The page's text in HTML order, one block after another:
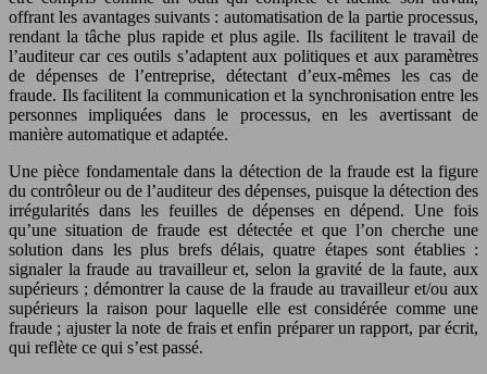
offrant les avantages suivants : automatisation de la partie processus,
rendant la tâche plus rapide et plus agile. Ils facilitent le travail de
l’auditeur car ces outils s’adaptent aux politiques et aux paramètres
de dépenses de l’entreprise, détectant d’eux-mêmes les cas de
fraude. Ils facilitent la communication et la synchronisation entre les
personnes impliquées dans le processus, en les avertissant de
manière automatique et adaptée.
Une pièce fondamentale dans la détection de la fraude est la figure
du contrôleur ou de l’auditeur des dépenses, puisque la détection des
irrégularités dans les feuilles de dépenses en dépend. Une fois
qu’une situation de fraude est détectée et que l’on cherche une
solution dans les plus brefs délais, quatre étapes sont établies :
signaler la fraude au travailleur et, selon la gravité de la faute, aux
supérieurs ; démontrer la cause de la fraude au travailleur et/ou aux
supérieurs la raison pour laquelle elle est considérée comme une
fraude ; ajuster la note de frais et enfin préparer un rapport, par écrit,
qui reflète ce qui s’est passé.